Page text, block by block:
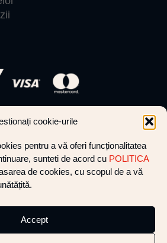
cookie-urile
pentru a vă oferi funcționalitatea
sunteti de acord cu POLITICA
de cookies, cu scopul de a vă
Accept
Toate drepturile rezervate.
by cultatum
281 412
crew.com